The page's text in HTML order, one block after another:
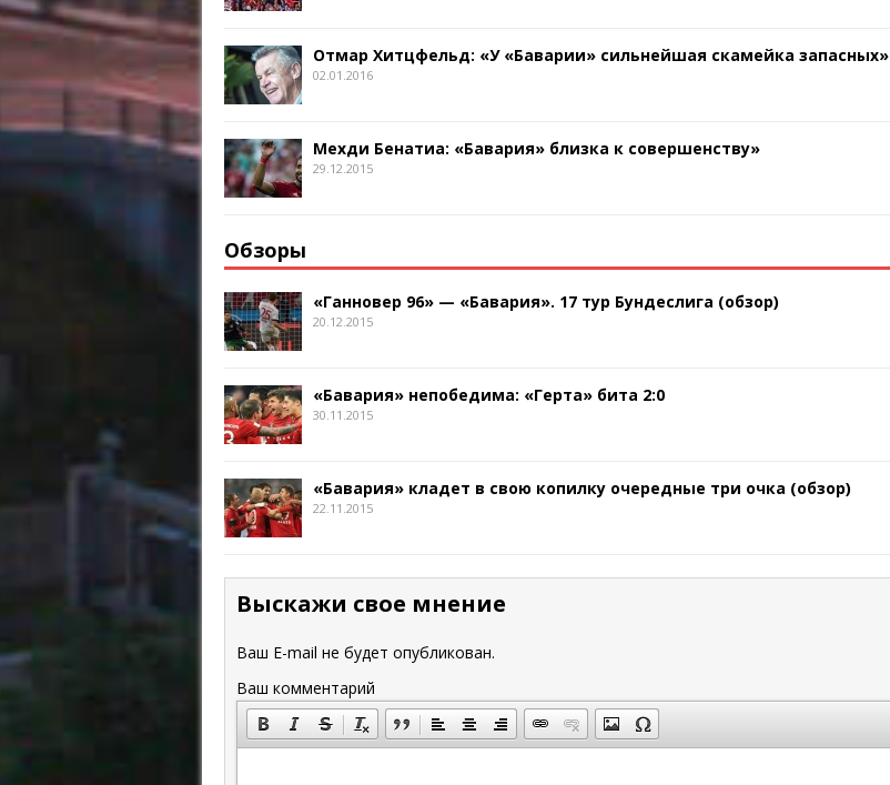
Отмар Хитцфельд: «У «Баварии» сильнейшая скамейка запасных»
02.01.2016
Мехди Бенатиа: «Бавария» близка к совершенству»
29.12.2015
Обзоры
«Ганновер 96» — «Бавария». 17 тур Бундеслига (обзор)
20.12.2015
«Бавария» непобедима: «Герта» бита 2:0
30.11.2015
«Бавария» кладет в свою копилку очередные три очка (обзор)
22.11.2015
Выскажи свое мнение
Ваш E-mail не будет опубликован.
Ваш комментарий